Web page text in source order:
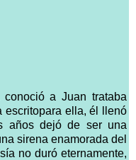
conoció a Juan trataba
escritopara ella, él llenó
años dejó de ser una
sirena enamorada del
no duró eternamente,